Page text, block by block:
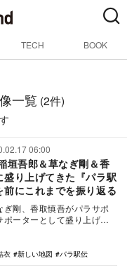
TECH BOOK
一覧 (2件)
06:00
垣吾郎＆草なぎ剛＆香
盛り上げてきた『パラ駅
にこれまでを振り返る
ぎ剛、香取慎吾がパラサポ
ポーターとして盛り上げ
』が今年もやってくる。
衣 新しい地図 パラ駅伝